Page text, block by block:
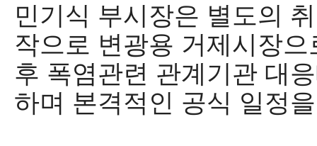
민기식 부시장은 별도의
작으로 변광용 거제시장
후 폭염관련 관계기관 대
하며 본격적인 공식 일정